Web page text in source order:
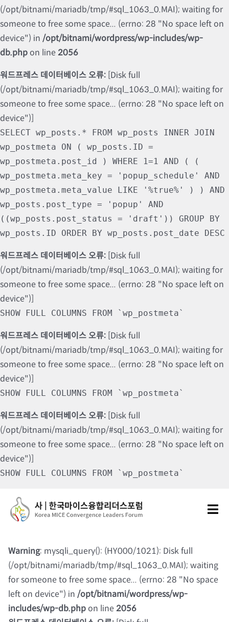
(/opt/bitnami/mariadb/tmp/#sql_1063_0.MAI); waiting for
someone to free some space... (errno: 28 "No space left on
device") in /opt/bitnami/wordpress/wp-includes/wp-
db.php on line2056
워드프레스 데이터베이스 오류: [Disk full
(/opt/bitnami/mariadb/tmp/#sql_1063_0.MAI); waiting for
someone to free some space... (errno: 28 "No space left on
device")]
SELECT wp_posts.* FROM wp_posts INNER JOIN
wp_postmeta ON ( wp_posts.ID =
wp_postmeta.post_id ) WHERE 1=1 AND ( (
wp_postmeta.meta_key = 'popup_schedule' AND
wp_postmeta.meta_value LIKE '%true%' ) ) AND
wp_posts.post_type = 'popup' AND
((wp_posts.post_status = 'draft')) GROUP BY
wp_posts.ID ORDER BY wp_posts.post_date DESC
워드프레스 데이터베이스 오류: [Disk full
(/opt/bitnami/mariadb/tmp/#sql_1063_0.MAI); waiting for
someone to free some space... (errno: 28 "No space left on
device")]
SHOW FULL COLUMNS FROM `wp_postmeta`
워드프레스 데이터베이스 오류: [Disk full
(/opt/bitnami/mariadb/tmp/#sql_1063_0.MAI); waiting for
someone to free some space... (errno: 28 "No space left on
device")]
SHOW FULL COLUMNS FROM `wp_postmeta`
워드프레스 데이터베이스 오류: [Disk full
(/opt/bitnami/mariadb/tmp/#sql_1063_0.MAI); waiting for
someone to free some space... (errno: 28 "No space left on
device")]
SHOW FULL COLUMNS FROM `wp_postmeta`
content
포럼소식
칼럼 및 기고
Warning: mysqli_query(): (HY000/1021): Disk full
(/opt/bitnami/mariadb/tmp/#sql_1063_0.MAI); waiting
for someone to free some space... (errno: 28 "No space
left on device") in /opt/bitnami/wordpress/wp-
includes/wp-db.phpon line2056